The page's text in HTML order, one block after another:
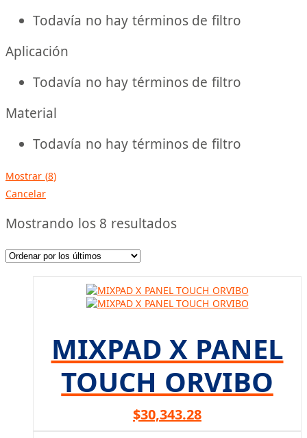
Todavía no hay términos de filtro
Aplicación
Todavía no hay términos de filtro
Material
Todavía no hay términos de filtro
Mostrar (8)
Cancelar
Mostrando los 8 resultadosOrdenado
MIXPAD X PANEL
TOUCH ORVIBO
$30,343.28